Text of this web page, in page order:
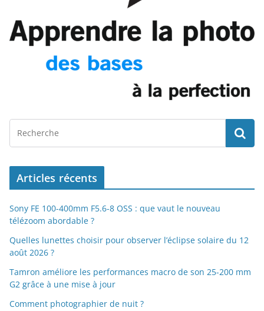
Articles récents
Sony FE 100-400mm F5.6-8 OSS : que vaut le nouveau
télézoom abordable ?
Quelles lunettes choisir pour observer l’éclipse solaire du 12
août 2026 ?
Tamron améliore les performances macro de son 25-200 mm
G2 grâce à une mise à jour
Comment photographier de nuit ?